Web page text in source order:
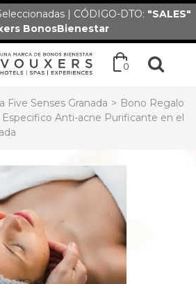
| CÓDIGO-DTO: "SALES"
BonosBienestar
0
Five Senses Granada > Bono Regalo
Anti-acne Purificante en el